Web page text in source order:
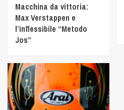
Macchina da vittoria:
Max Verstappen e
l’inflessibile “Metodo
Jos”